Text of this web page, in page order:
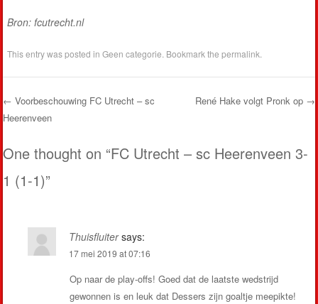
Bron: fcutrecht.nl
This entry was posted inGeen categorie . Bookmark thepermalink
Post navigation
← Voorbeschouwing FC Utrecht – sc
Heerenveen
René Hake volgt Pronk op →
One thought on “FC Utrecht – sc Heerenveen 3-
1 (1-1)”
Thuisfluiter says:
17 mei 2019 at 07:16
Op naar de play-offs! Goed dat de laatste wedstrijd
gewonnen is en leuk dat Dessers zijn goaltje meepikte!